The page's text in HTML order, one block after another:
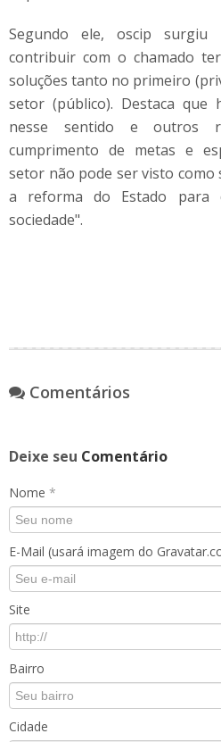
Segundo ele, oscip surgiu
contribuir com o chamado
soluções tanto no primeiro
setor (público). Destaca que
nesse sentido e outros
cumprimento de metas e
setor não pode ser visto como
a reforma do Estado para
sociedade".
Comentários
Deixe seu Comentário
Nome *
E-Mail (usará imagem do
Site
Bairro
Cidade